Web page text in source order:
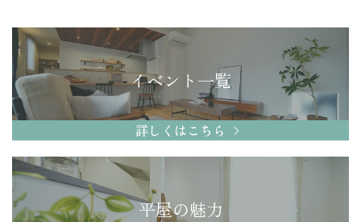
イベント一覧
詳しくはこちら
平屋の魅力